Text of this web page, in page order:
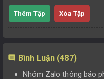
Thêm Tập Xóa Tập
comment Bình Luận (487)
Nhóm Zalo thông báo